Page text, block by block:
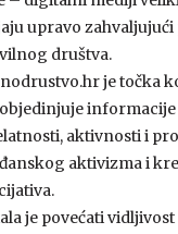
upravo zahvaljujući
društva.
je točka
aktivnosti i
aktivizma i
je povećati